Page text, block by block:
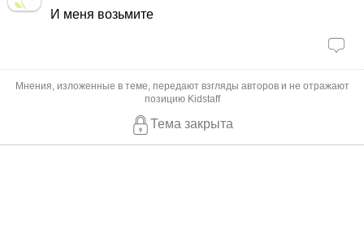
И меня возьмите
Мнения, изложенные в теме, передают взгляды авторов и не отражают
позицию Kidstaff
Тема закрыта